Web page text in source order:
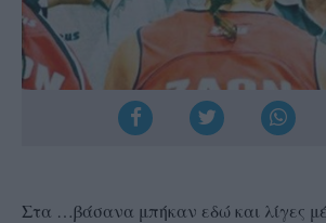
Στα …βάσανα μπήκαν εδώ και λίγες